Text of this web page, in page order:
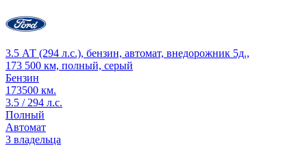
3.5 АТ (294 л.с.), бензин, автомат, внедорожник 5д.,
173 500 км, полный, серый
Бензин
173500 км.
3.5 / 294 л.с.
Полный
Автомат
3 владельца